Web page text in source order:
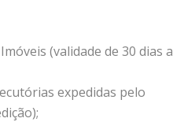
(validade de 30 dias a
expedidas pelo